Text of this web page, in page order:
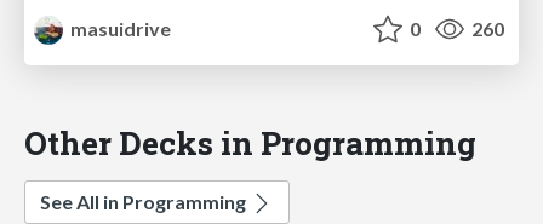
masuidrive
0 260
Other Decks in Programming
See All in Programming